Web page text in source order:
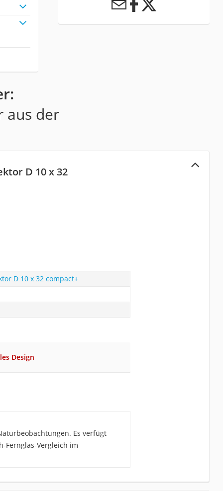
aus der
D 10 x 32
D 10 x 32 compact+
Design
Es verfügt
Fernglas-Vergleich im